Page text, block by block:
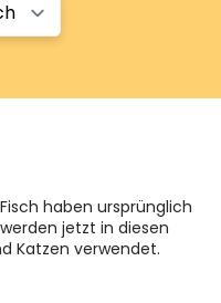
haben ursprünglich
jetzt in diesen
Katzen verwendet.